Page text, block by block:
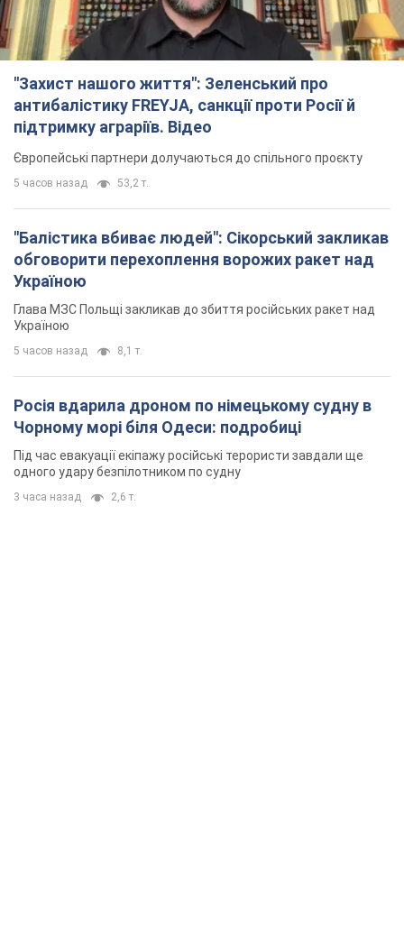
"Захист нашого життя": Зеленський про
антибалістику FREYJA, санкції проти Росії й
підтримку аграріїв. Відео
Європейські партнери долучаються до спільного проєкту
5 часов назад 53,2 т.
"Балістика вбиває людей": Сікорський закликав
обговорити перехоплення ворожих ракет над
Україною
Глава МЗС Польщі закликав до збиття російських ракет над
Україною
5 часов назад 8,1 т.
Росія вдарила дроном по німецькому судну в
Чорному морі біля Одеси: подробиці
Під час евакуації екіпажу російські терористи завдали ще
одного удару безпілотником по судну
3 часа назад 2,6 т.